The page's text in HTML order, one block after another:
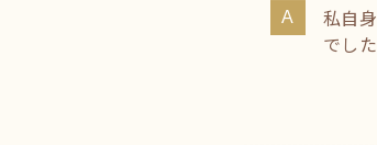
私自
でした